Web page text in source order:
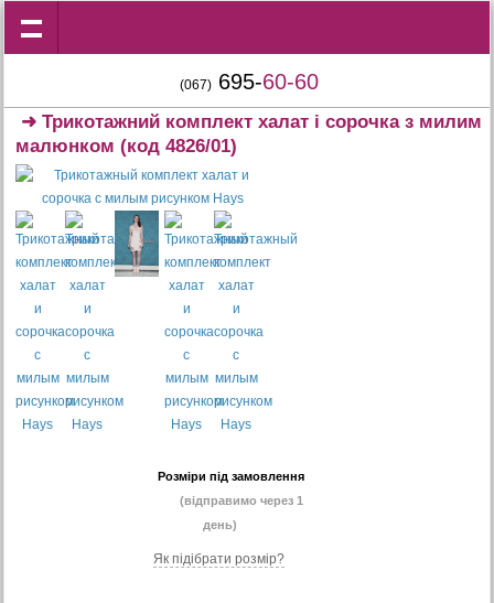
(067) 695-60-60
➜Трикотажний комплект халат і сорочка з милим
малюнком (код 4826/01)
Розміри під замовлення
(відправимо через 1
день)
Як підібрати розмір?